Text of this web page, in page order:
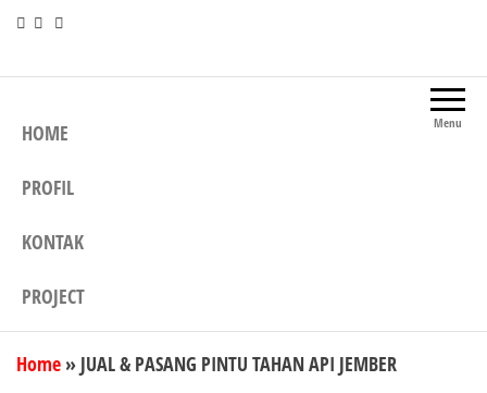
Menu
HOME
PROFIL
KONTAK
PROJECT
Home » JUAL & PASANG PINTU TAHAN API JEMBER